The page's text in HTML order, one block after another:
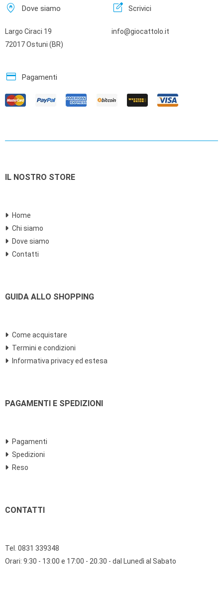
home_pin Dove siamo
Largo Ciraci 19
72017 Ostuni (BR)
edit_square Scrivici
info@giocattolo.it
credit_card Pagamenti
IL NOSTRO STORE
Home
Chi siamo
Dove siamo
Contatti
GUIDA ALLO SHOPPING
Come acquistare
Termini e condizioni
Informativa privacy ed estesa
PAGAMENTI E SPEDIZIONI
Pagamenti
Spedizioni
Reso
CONTATTI
Tel. 0831 339348
Orari: 9:30 - 13:00 e 17:00 - 20.30 - dal Lunedì al Sabato